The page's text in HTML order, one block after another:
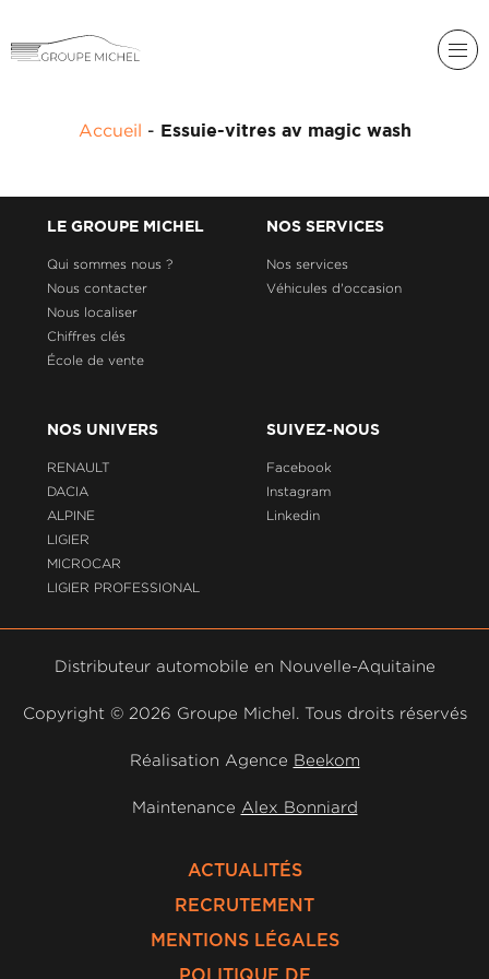
DACIA
LIGIER
MICROCAR
LIGIER
PROFESSIONAL
GROUPE
ACADÉMIE
HISTORIQUE
DU
MICHEL
Accueil - Essuie-vitres av magic wash
LE GROUPE MICHEL
Qui sommes nous ?
Nous contacter
Nous localiser
Chiffres clés
École de vente
NOS SERVICES
Nos services
Véhicules d'occasion
NOS UNIVERS
RENAULT
DACIA
ALPINE
LIGIER
MICROCAR
LIGIER PROFESSIONAL
SUIVEZ-NOUS
Facebook
Instagram
Linkedin
Distributeur automobile en Nouvelle-Aquitaine
Copyright © 2026 Groupe Michel. Tous droits réservés
Réalisation Agence Beekom
Maintenance Alex Bonniard
ACTUALITÉS
RECRUTEMENT
MENTIONS LÉGALES